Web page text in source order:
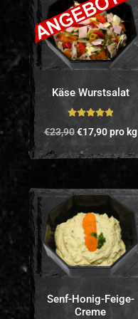
Käse Wurstsalat
Bewertet mit
5.00 von 5
€23,90 €17,90pro kg
Senf-Honig-Feige-
Creme